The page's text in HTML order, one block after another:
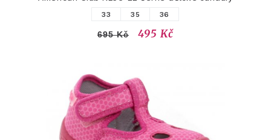
33 35 36
695 Kč 495 Kč